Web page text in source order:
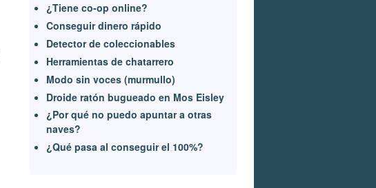
¿Tiene co-op online?
Conseguir dinero rápido
Detector de coleccionables
Herramientas de chatarrero
Modo sin voces (murmullo)
Droide ratón bugueado en Mos Eisley
¿Por qué no puedo apuntar a otras
naves?
¿Qué pasa al conseguir el 100%?